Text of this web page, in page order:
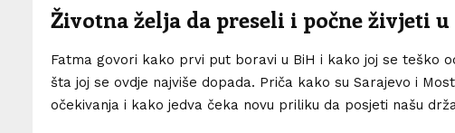
Životna želja da preseli i počne živjeti
Fatma govori kako prvi put boravi u BiH i kako joj se teško
šta joj se ovdje najviše dopada. Priča kako su Sarajevo i
očekivanja i kako jedva čeka novu priliku da posjeti našu